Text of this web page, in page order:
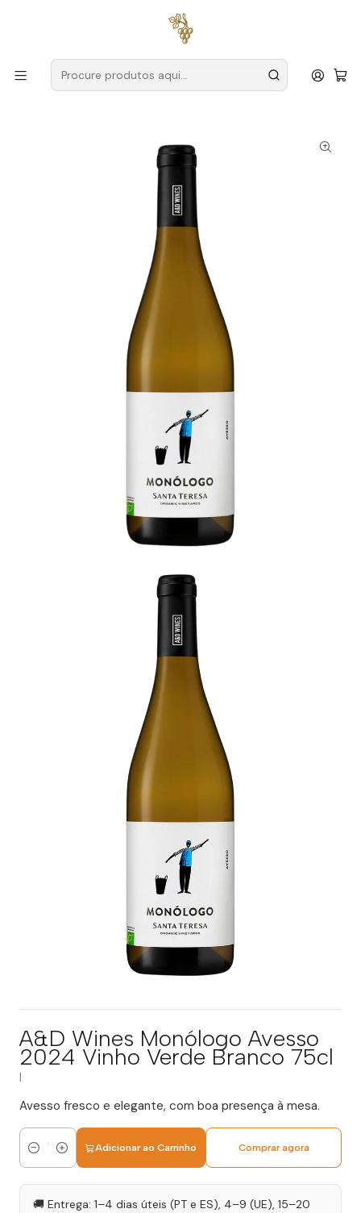
para encomendas a partir de
Produtores Vinho Verde
A&D Wines
A&D Wines Monólogo Avesso 2024 Vinho Verde Branco
75cl
A&D Wines Monólogo Avesso
2024 Vinho Verde Branco 75cl
Avesso fresco e elegante, com boa presença à mesa.
Quantidade
Adicionar ao Carrinho Comprar agora
🚚 Entrega: 1–4 dias úteis (PT e ES), 4–9 (UE), 15–20